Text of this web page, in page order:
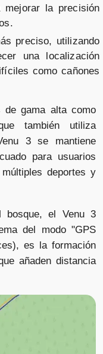
mejorar la precisión
preciso, utilizando
una localización
como cañones
de gama alta como
también utiliza
3 se mantiene
para usuarios
deportes y
bosque, el Venu 3
del modo "GPS
es la formación
añaden distancia